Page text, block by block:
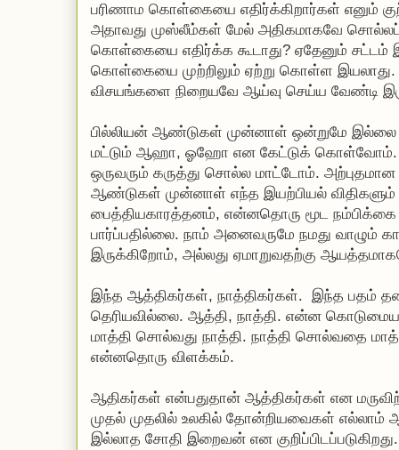
பரிணாம கொள்கையை எதிர்க்கிறார்கள் எனும்
அதாவது முஸ்லீம்கள் மேல் அதிகமாகவே
கொள்கையை எதிர்க்க கூடாது? ஏதேனும் சட்டம்
கொள்கையை முற்றிலும் ஏற்று கொள்ள
விசயங்களை நிறையவே ஆய்வு செய்ய வேண்டி
பில்லியன் ஆண்டுகள் முன்னாள் ஒன்றுமே
மட்டும் ஆஹா, ஓஹோ என கேட்டுக் கொள்வோம்.
ஒருவரும் கருத்து சொல்ல மாட்டோம். அற்புதமான
ஆண்டுகள் முன்னாள் எந்த இயற்பியல்
பைத்தியகாரத்தனம், என்னதொரு மூட நம்பிக்கை
பார்ப்பதில்லை. நாம் அனைவருமே நமது வாழும்
இருக்கிறோம், அல்லது ஏமாறுவதற்கு
இந்த ஆத்திகர்கள், நாத்திகர்கள். இந்த பதம்
தெரியவில்லை. ஆத்தி, நாத்தி. என்ன
மாத்தி சொல்வது நாத்தி. நாத்தி சொல்வதை
என்னதொரு விளக்கம்.
ஆதிகர்கள் என்பதுதான் ஆத்திகர்கள் என
முதல் முதலில் உலகில் தோன்றியவைகள் எல்லாம்
இல்லாத சோதி இறைவன் என